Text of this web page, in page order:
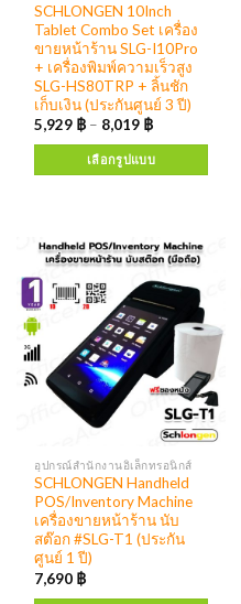
SCHLONGEN 10Inch
Tablet Combo Set เครื่อง
ขายหน้าร้าน SLG-I10Pro
+ เครื่องพิมพ์ความเร็วสูง
SLG-HS80TRP + ลิ้นชัก
เก็บเงิน (ประกันศูนย์ 3 ปี)
5,929 ฿ – 8,019 ฿
เลือกรูปแบบ
อุปกรณ์สำนักงานอิเล็กทรอนิกส์
SCHLONGEN Handheld
POS/Inventory Machine
เครื่องขายหน้าร้าน นับ
สต๊อก #SLG-T1 (ประกัน
ศูนย์ 1 ปี)
7,690 ฿